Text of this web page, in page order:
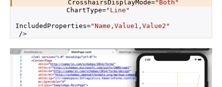
            CrosshairsDisplayMode=
"Both"
            ChartType=
"Line"
IncludedProperties="Name,Value1,Value2"
/>